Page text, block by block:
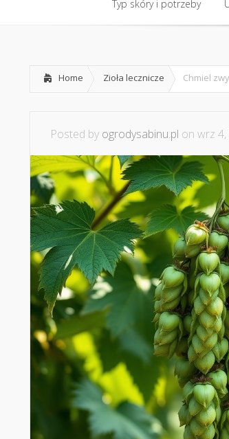
Naturalna pielęgnacja i DIY
Typ skóry i potrzeby
Home Zioła lecznicze Chmiel
Posted by ogrodysabinu.pl on wrz